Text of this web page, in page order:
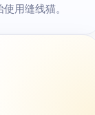
用缝线猫。